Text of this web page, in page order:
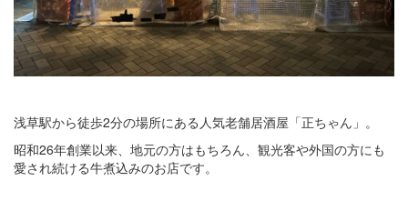
浅草駅から徒歩2分の場所にある人気老舗居酒屋「正ちゃん」。
昭和26年創業以来、地元の方はもちろん、観光客や外国の方にも
愛され続ける牛煮込みのお店です。